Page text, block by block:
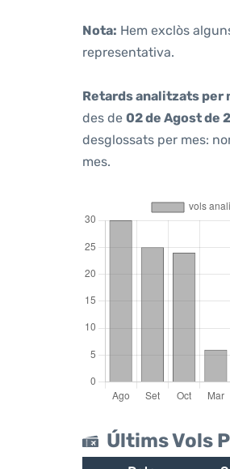
Nota: Hem exclòs
representativa.
Retards analitzats per
des de 02 de Agost de
desglossats per mes:
mes.
Últims Vols